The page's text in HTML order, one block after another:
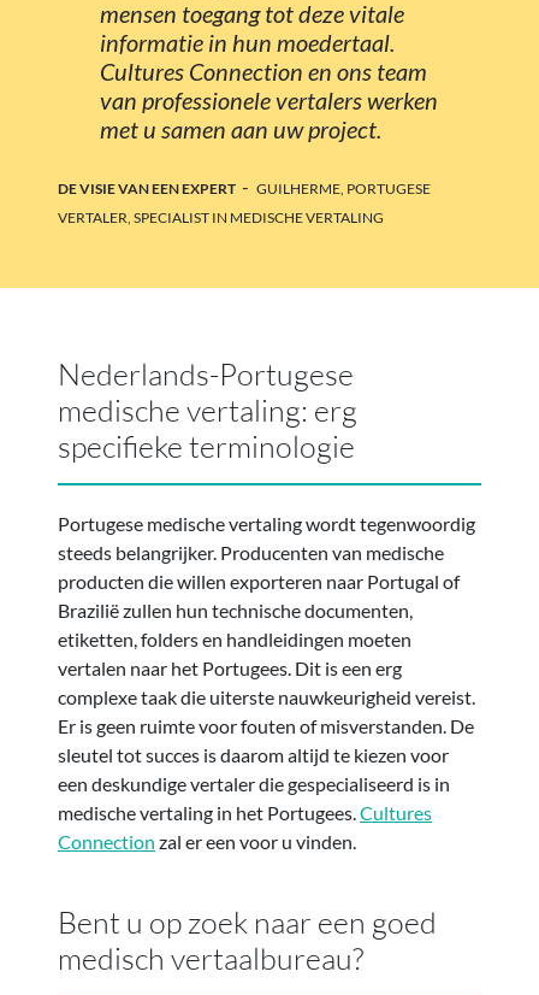
mensen toegang tot deze vitale
informatie in hun moedertaal.
Cultures Connection en ons team
van professionele vertalers werken
met u samen aan uw project.
DE VISIE VAN EEN EXPERT - GUILHERME, PORTUGESE
VERTALER, SPECIALIST IN MEDISCHE VERTALING
Nederlands-Portugese
medische vertaling: erg
specifieke terminologie
Portugese medische vertaling wordt tegenwoordig
steeds belangrijker. Producenten van medische
producten die willen exporteren naar Portugal of
Brazilië zullen hun technische documenten,
etiketten, folders en handleidingen moeten
vertalen naar het Portugees. Dit is een erg
complexe taak die uiterste nauwkeurigheid vereist.
Er is geen ruimte voor fouten of misverstanden. De
sleutel tot succes is daarom altijd te kiezen voor
een deskundige vertaler die gespecialiseerd is in
medische vertaling in het Portugees. Cultures
Connection zal er een voor u vinden.
Bent u op zoek naar een goed
medisch vertaalbureau?